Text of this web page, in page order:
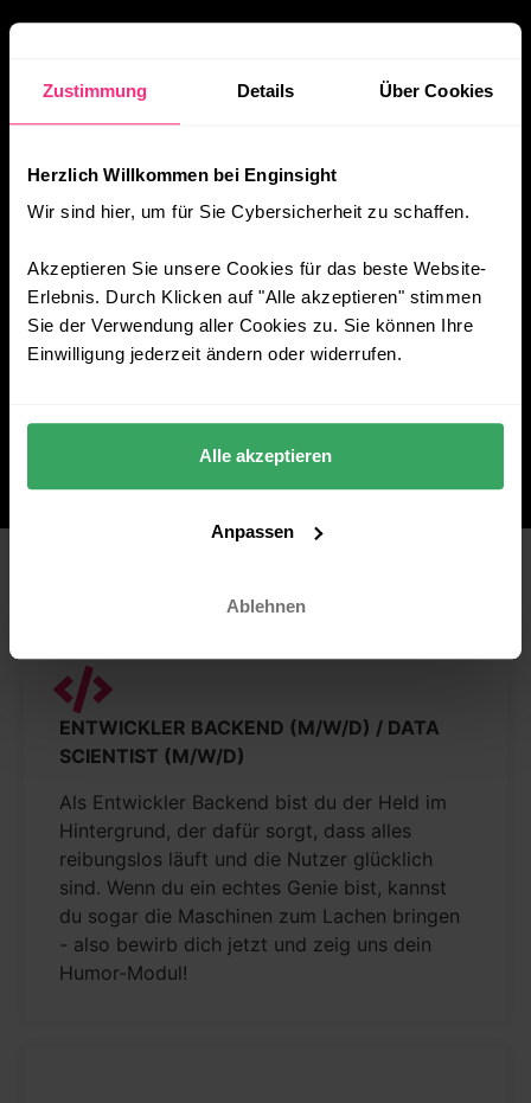
Zustimmung Details Über Cookies
Herzlich Willkommen bei Enginsight
Wir sind hier, um für Sie Cybersicherheit zu schaffen.
Akzeptieren Sie unsere Cookies für das beste Website-
Erlebnis. Durch Klicken auf "Alle akzeptieren" stimmen
Sie der Verwendung aller Cookies zu. Sie können Ihre
Einwilligung jederzeit ändern oder widerrufen.
Alle akzeptieren
Anpassen
Ablehnen
STARTUP YOUR LIFE AND
Wir suchen regelmäßig Entwickler für unser Back-
Tech-Support, für das Marketing und für
Customer Success, sowie in vielen weiteren
Bereichen.
Komm‘ auf die sichere Seite. Komm zu
ENTWICKLER BACKEND (M/W/D) / DATA
SCIENTIST (M/W/D)
Als Entwickler Backend bist du der Held im
Hintergrund, der dafür sorgt, dass alles
reibungslos läuft und die Nutzer glücklich
sind. Wenn du ein echtes Genie bist, kannst
du sogar die Maschinen zum Lachen bringen
- also bewirb dich jetzt und zeig uns dein
Humor-Modul!